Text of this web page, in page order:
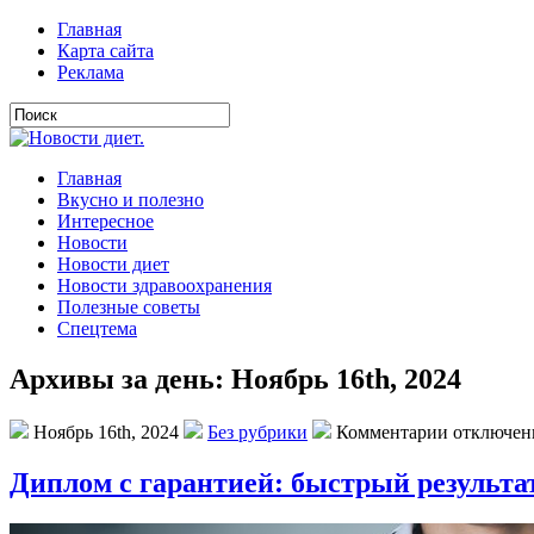
Главная
Карта сайта
Реклама
Главная
Вкусно и полезно
Интересное
Новости
Новости диет
Новости здравоохранения
Полезные советы
Спецтема
Архивы за день: Ноябрь 16th, 2024
Ноябрь 16th, 2024 Без рубрики Комментарии
Диплом с гарантией: быстрый